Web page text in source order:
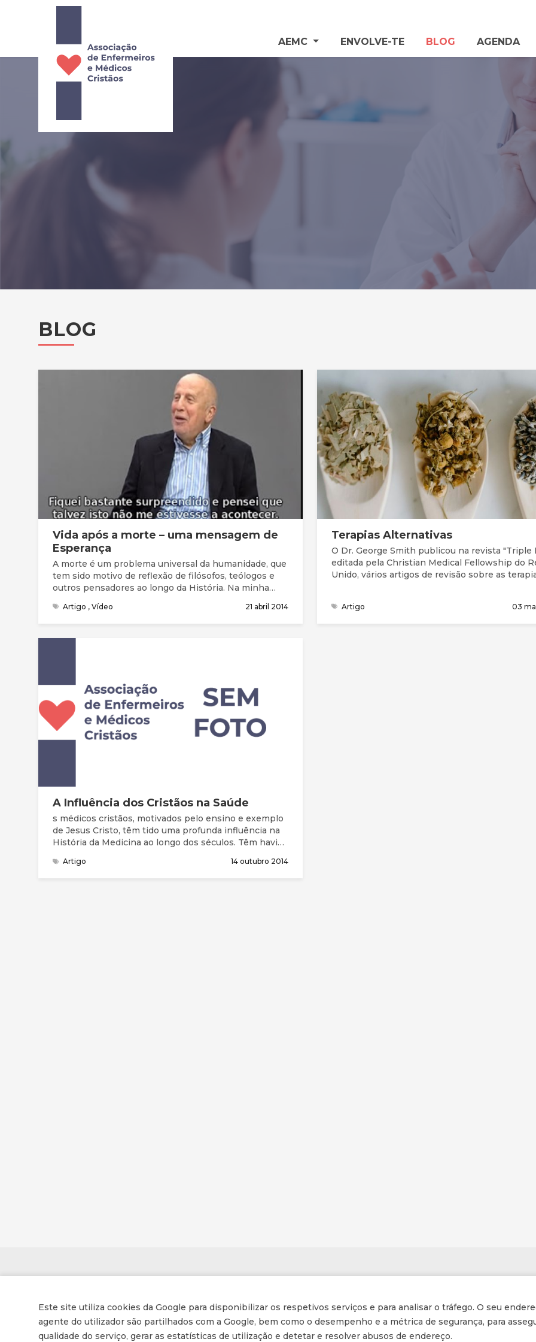
Este site utiliza cookies da Google para disponibilizar os respetivos serviços e para analisar o tráfego. O seu
agente do utilizador são partilhados com a Google, bem como o desempenho e a métrica de segurança, para
qualidade do serviço, gerar as estatísticas de utilização e detetar e resolver abusos de endereço.
AEMC ENVOLVE-TE BLOG AGENDA
BLOG
Vida após a morte – uma mensagem de
Esperança
A morte é um problema universal da humanidade, que
tem sido motivo de reflexão de filósofos, teólogos e
outros pensadores ao longo da História. Na minha
seis características que a identificam. A morte é um
mistério, é universal, é um tabu, é um inimigo, é
morte, pois não só a Sua Vida dá sentido à morte
como também a Sua morte sacrificial e voluntária pela
humanidade confere sentido à vida de todos aqueles
que, ao longo dos séculos, O aceitam e seguem como
o Messias prometido.
Artigo , Vídeo 21 abril 2014
Terapias Alternativas
O Dr. George Smith publicou na revista "Triple
editada pela Christian Medical Fellowship do
Unido, vários artigos de revisão sobre as
Artigo 03
A Influência dos Cristãos na Saúde
s médicos cristãos, motivados pelo ensino e exemplo
de Jesus Cristo, têm tido uma profunda influência na
História da Medicina ao longo dos séculos. Têm havido
Ambroise Paré, Luis Pasteur (pioneiro da assépsia),
Joseph Lister (que aplicou as técnicas de Pasteur à
Artigo 14 outubro 2014
Associação de Enfermeiros e Médicos Cristãos
Av. Conselheiro Barjona de Freitas, 16-B
Inscrição na Newsletter
Tornar-se membro